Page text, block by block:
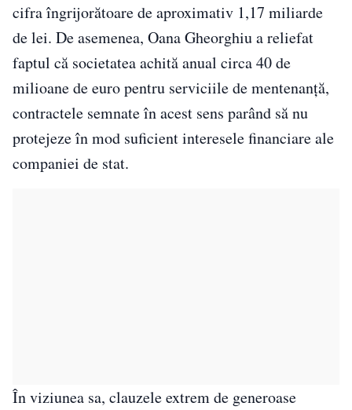
cifra îngrijorătoare de aproximativ 1,17 miliarde
de lei. De asemenea, Oana Gheorghiu a reliefat
faptul că societatea achită anual circa 40 de
milioane de euro pentru serviciile de mentenanță,
contractele semnate în acest sens parând să nu
protejeze în mod suficient interesele financiare ale
companiei de stat.
În viziunea sa, clauzele extrem de generoase